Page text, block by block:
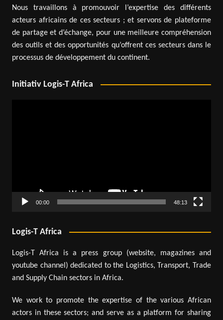
Nous travaillons à promouvoir l’expertise des différents
acteurs africains de ces secteurs ; et servons de plateforme
de partage et d’échange, pour une meilleure compréhension
des outils et des opportunités qu’offrent ces secteurs dans le
processus de développement du continent.
Initiativ Logis-T Africa
00:00 48:13
Logis-T Africa
Logis-T Africa is a press group (website, magazines and
youtube channel) dedicated to the Logistics, Transport, Trade
and Supply Chain sectors in Africa.
We work to promote the expertise of the various African
actors in these sectors; and serve as a platform for sharing